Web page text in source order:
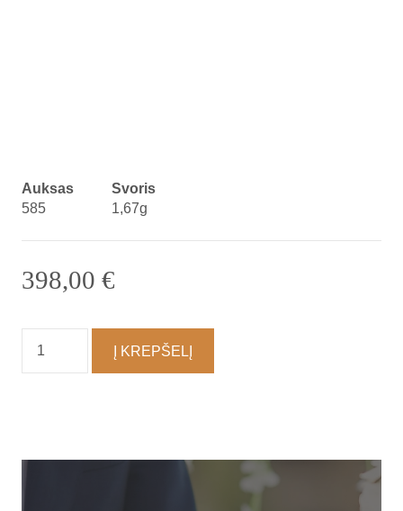
Auksas
585
Svoris
1,67g
398,00 €
kiekis:
Auskarai
Į KREPŠELĮ